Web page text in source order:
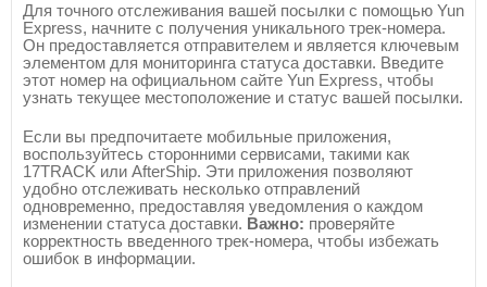
Для точного отслеживания вашей посылки с помощью Yun
Express, начните с получения уникального трек-номера.
Он предоставляется отправителем и является ключевым
элементом для мониторинга статуса доставки. Введите
этот номер на официальном сайте Yun Express, чтобы
узнать текущее местоположение и статус вашей посылки.
Если вы предпочитаете мобильные приложения,
воспользуйтесь сторонними сервисами, такими как
17TRACK или AfterShip. Эти приложения позволяют
удобно отслеживать несколько отправлений
одновременно, предоставляя уведомления о каждом
изменении статуса доставки. Важно: проверяйте
корректность введенного трек-номера, чтобы избежать
ошибок в информации.